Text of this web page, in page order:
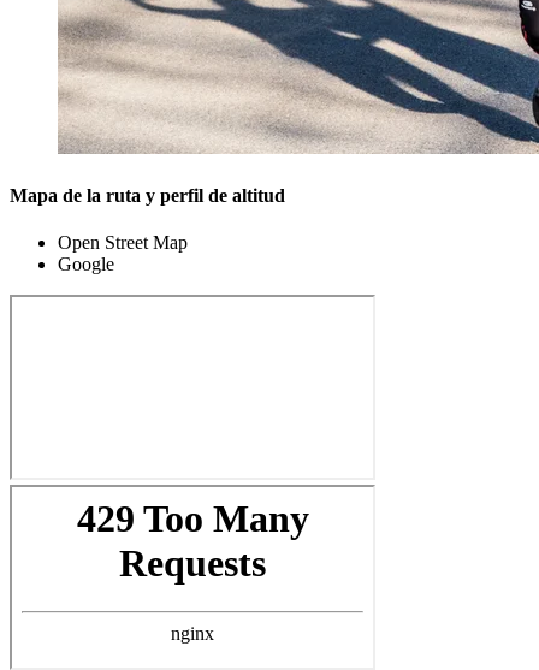
Mapa de la ruta y perfil de altitud
Open Street Map
Google